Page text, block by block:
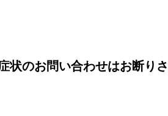
状のお問い合わせはお断り